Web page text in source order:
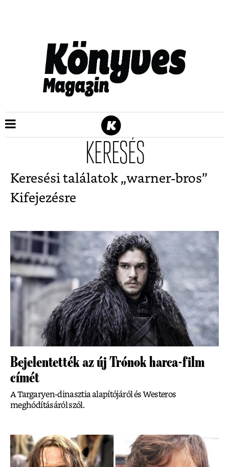
KERESÉS
Keresési találatok „warner-bros”
Kifejezésre
Bejelentették az új Trónok harca-film
címét
A Targaryen-dinasztia alapítójáról és Westeros
meghódításáról szól.